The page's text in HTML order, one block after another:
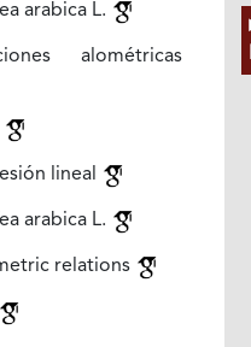
arabica L.
alométricas
lineal
arabica L.
relations